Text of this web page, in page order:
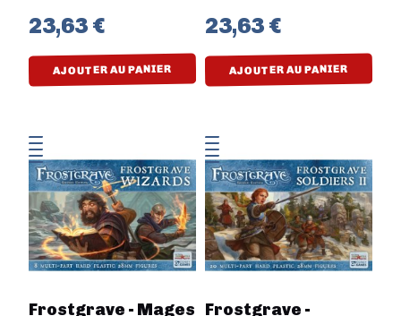
23,63 €
AJOUTER AU PANIER
23,63 €
AJOUTER AU PANIER
Frostgrave - Mages Frostgrave -